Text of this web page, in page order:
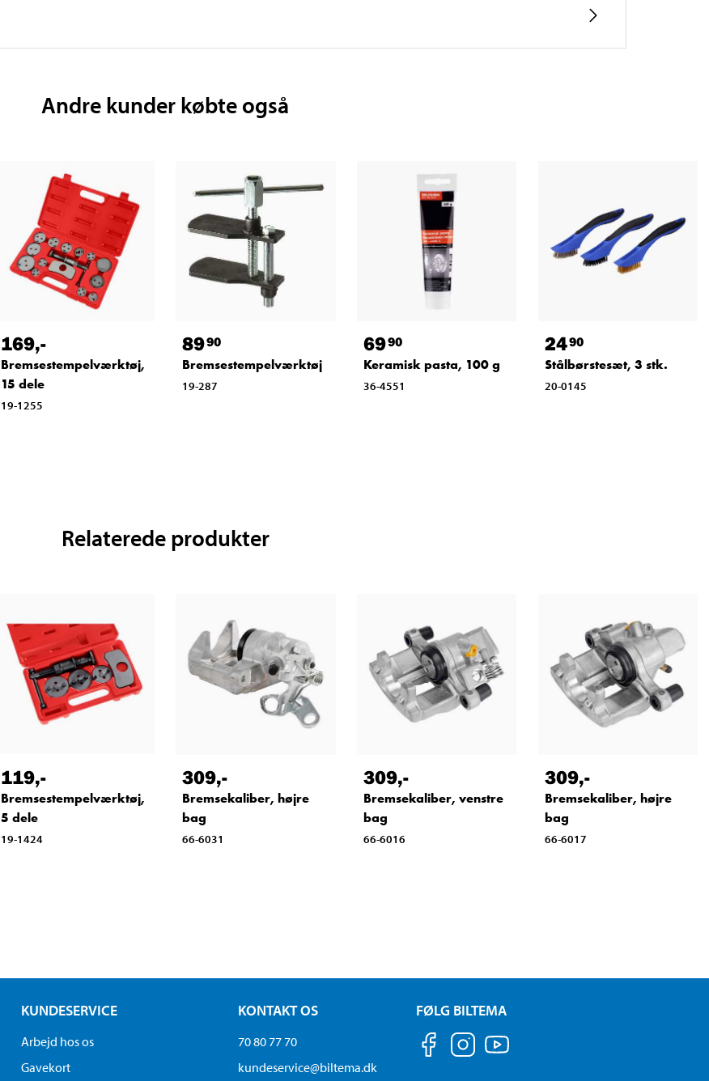
Andre kunder købte også
169,-
Bremsestempelværktøj,
15 dele
19-1255
8990
Bremsestempelværktøj
19-287
6990
Keramisk pasta, 100 g
36-4551
2490
Stålbørstesæt, 3 stk.
20-0145
Relaterede produkter
119,-
Bremsestempelværktøj,
5 dele
19-1424
309,-
Bremsekaliber, højre
bag
66-6031
309,-
Bremsekaliber, venstre
bag
66-6016
309,-
Bremsekaliber, højre
bag
66-6017
KUNDESERVICE
Arbejd hos os
Gavekort
KONTAKT OS
70 80 77 70
kundeservice@biltema.dk
FØLG BILTEMA